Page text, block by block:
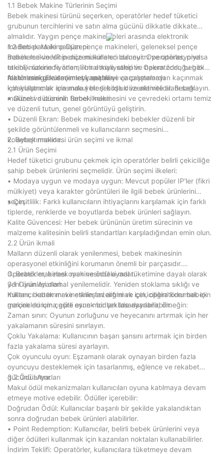
1.1 Bebek Makine Türlerinin Seçimi
Bebek makinesi türünü seçerken, operatörler hedef tüketici
grubunun tercihlerini ve satın alma gücünü dikkatle dikkate
almalıdır. Yaygın pençe makine tipleri arasında elektronik
madeni para ile çalışan pençe makineleri, geleneksel pençe
makineleri ve VR pençe makineleri bulunur. Operatörler, piyasa
talebi, makine fiyatları, ikmal maliyetleri ve bakım zorluğu gibi
faktörlere göre seçimler yapabilir.
1.2 Bebek Makine Düzeni
Bebek makinesinin düzeni kullanıcı deneyimi ve operasyonel
etkinlik üzerinde önemli bir etkiye sahiptir. Operatörler, bebek
makinesini gözlemlemeyi, seçmeyi ve çalıştırmayı
kolaylaştırmak için makul bir şekilde düzenlemelidir. Bebek
makinesi düzeninin temel ilkeleri:
Alanın makul kullanımı: tıkanıklık ve çarpışmalardan kaçınmak
için kullanıcılar arasında yeterli boşluk ve aktivite alanı sağlayın.
• Güzel ve düzenli: Bebek makinesini ve çevredeki ortamı temiz
ve düzenli tutun, genel görüntüyü geliştirin.
• Düzenli Ekran: Bebek makinesindeki bebekler düzenli bir
şekilde görüntülenmeli ve kullanıcıların seçmesini
kolaylaştırmalıdır.
2. Bebek makinesi ürün seçimi ve ikmal
2.1 Ürün Seçimi
Hedef tüketici grubunu çekmek için operatörler belirli çekiciliğe
sahip bebek ürünlerini seçmelidir. Ürün seçimi ilkeleri:
• Modaya uygun ve modaya uygun: Mevcut popüler IP'ler (fikri
mülkiyet) veya karakter görüntüleri ile ilgili bebek ürünlerini
seçin.
• Çeşitlilik: Farklı kullanıcıların ihtiyaçlarını karşılamak için farklı
tiplerde, renklerde ve boyutlarda bebek ürünleri sağlayın.
Kalite Güvencesi: Her bebek ürününün üretim sürecinin ve
malzeme kalitesinin belirli standartları karşıladığından emin olun.
2.2 Ürün ikmali
Malların düzenli olarak yenilenmesi, bebek makinesinin
operasyonel etkinliğini korumanın önemli bir parçasıdır.
Operatörler, bebek makinesindeki mal tüketimine dayalı olarak
yeni ürünleri derhal yenilemelidir. Yeniden stoklama sıklığı ve
miktarı, bebek makinesinin tazeliğini ve çekiciliğini korumak için
gerçek duruma göre esnek bir şekilde ayarlanabilir.
3. Bebek makinesi oyun ve ödül ayarları
3.1 Oyun Ayarları
Kullanıcı katılımını ve etkileşimi artırmak için, operatörler bebek
makineleri için çeşitli oyun modları tasarlayabilir, örneğin:
Zaman sınırı: Oyunun zorluğunu ve heyecanını artırmak için her
yakalamanın süresini sınırlayın.
Çoklu Yakalama: Kullanıcının başarı şansını artırmak için birden
fazla yakalama süresi ayarlayın.
Çok oyunculu oyun: Eşzamanlı olarak oynayan birden fazla
oyuncuyu desteklemek için tasarlanmış, eğlence ve rekabet
gücünü artırır.
3.2 Ödül Ayarları
Makul ödül mekanizmaları kullanıcıları oyuna katılmaya devam
etmeye motive edebilir. Ödüller içerebilir:
Doğrudan Ödül: Kullanıcılar başarılı bir şekilde yakalandıktan
sonra doğrudan bebek ürünleri alabilirler.
• Point Redemption: Kullanıcılar, belirli bebek ürünlerini veya
diğer ödülleri kullanmak için kazanılan noktaları kullanabilirler.
İndirim Teklifi: Operatörler, kullanıcılara tüketmeye devam